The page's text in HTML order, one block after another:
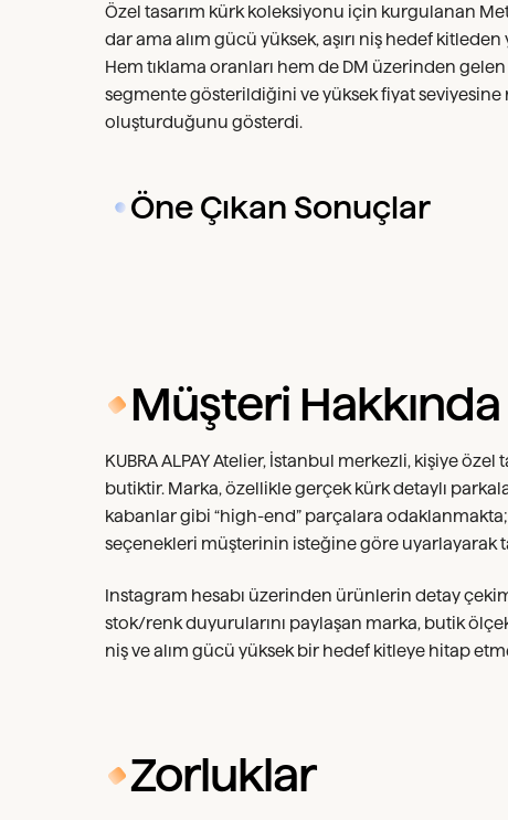
Özel tasarım kürk koleksiyonu için kurgulanan
dar ama alım gücü yüksek, aşırı niş hedef
Hem tıklama oranları hem de DM üzerinden
segmente gösterildiğini ve yüksek fiyat
oluşturduğunu gösterdi.
Öne Çıkan Sonuçlar
Müşteri Hakkında
KUBRA ALPAY Atelier, İstanbul merkezli, kişiye
butiktir. Marka, özellikle gerçek kürk detaylı
kabanlar gibi “high-end” parçalara
seçenekleri müşterinin isteğine göre uyarlayarak
Instagram hesabı üzerinden ürünlerin detay
stok/renk duyurularını paylaşan marka, butik
niş ve alım gücü yüksek bir hedef kitleye hitap
Zorluklar